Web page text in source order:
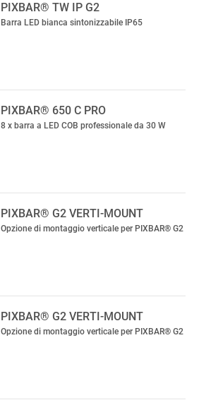
PIXBAR® TW IP G2
Barra LED bianca sintonizzabile IP65
PIXBAR® 650 C PRO
8 x barra a LED COB professionale da 30 W
PIXBAR® G2 VERTI-MOUNT
Opzione di montaggio verticale per PIXBAR® G2
PIXBAR® G2 VERTI-MOUNT
Opzione di montaggio verticale per PIXBAR® G2